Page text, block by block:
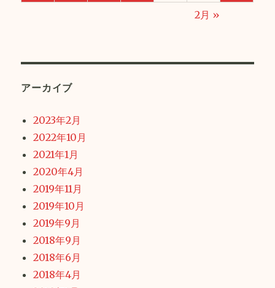
2月 »
アーカイブ
2023年2月
2022年10月
2021年1月
2020年4月
2019年11月
2019年10月
2019年9月
2018年9月
2018年6月
2018年4月